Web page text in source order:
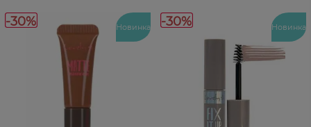
-30% Новинка -30% Новинка